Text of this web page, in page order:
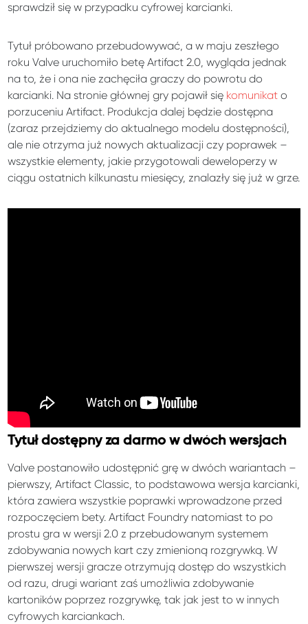
sprawdził się w przypadku cyfrowej karcianki.
Tytuł próbowano przebudowywać, a w maju zeszłego
roku Valve uruchomiło betę Artifact 2.0, wygląda jednak
na to, że i ona nie zachęciła graczy do powrotu do
karcianki. Na stronie głównej gry pojawił się komunikat o
porzuceniu Artifact. Produkcja dalej będzie dostępna
(zaraz przejdziemy do aktualnego modelu dostępności),
ale nie otrzyma już nowych aktualizacji czy poprawek –
wszystkie elementy, jakie przygotowali deweloperzy w
ciągu ostatnich kilkunastu miesięcy, znalazły się już w grze.
Tytuł dostępny za darmo w dwóch wersjach
Valve postanowiło udostępnić grę w dwóch wariantach –
pierwszy, Artifact Classic, to podstawowa wersja karcianki,
która zawiera wszystkie poprawki wprowadzone przed
rozpoczęciem bety. Artifact Foundry natomiast to po
prostu gra w wersji 2.0 z przebudowanym systemem
zdobywania nowych kart czy zmienioną rozgrywką. W
pierwszej wersji gracze otrzymują dostęp do wszystkich
od razu, drugi wariant zaś umożliwia zdobywanie
kartoników poprzez rozgrywkę, tak jak jest to w innych
cyfrowych karciankach.